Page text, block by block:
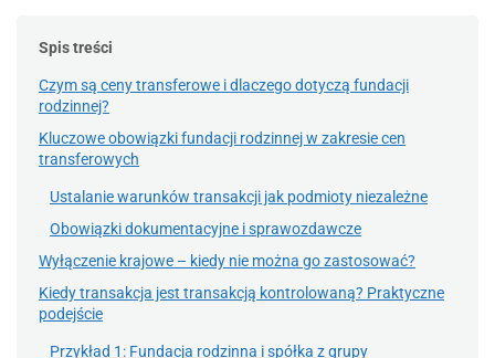
Spis treści
Czym są ceny transferowe i dlaczego dotyczą fundacji
rodzinnej?
Kluczowe obowiązki fundacji rodzinnej w zakresie cen
transferowych
Ustalanie warunków transakcji jak podmioty niezależne
Obowiązki dokumentacyjne i sprawozdawcze
Wyłączenie krajowe – kiedy nie można go zastosować?
Kiedy transakcja jest transakcją kontrolowaną? Praktyczne
podejście
Przykład 1: Fundacja rodzinna i spółka z grupy